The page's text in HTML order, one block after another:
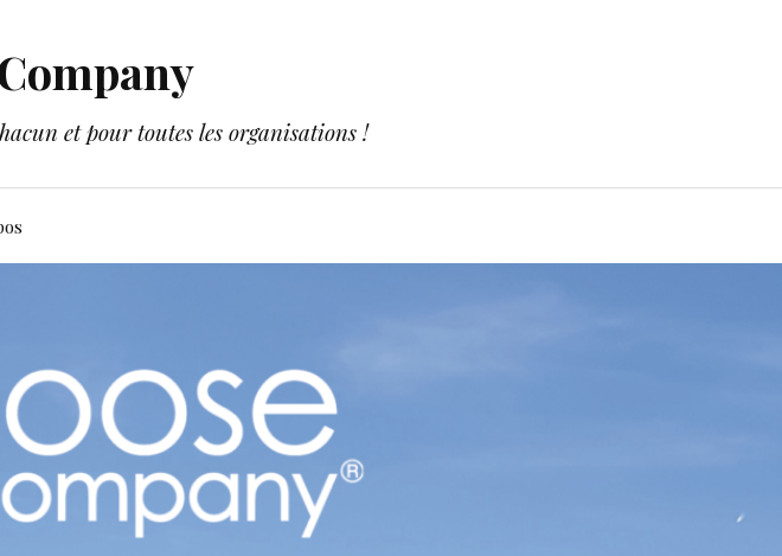
et pour toutes les organisations !